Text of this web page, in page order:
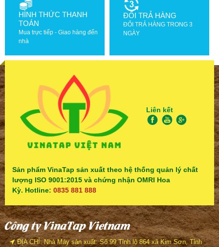
HÌNH THỨC THANH
TOÁN
Mua trực tiếp - Giao hàng đến
nhà
ĐỔI TRẢ HÀNG
ĐỔI TRẢ HÀNG TRONG 3
NGÀY
Liên kết
Sản phẩm VinaTap sản xuất theo hệ thống quản lý chất
lượng ISO 9001:2015 và chứng nhận OMRI Hoa
Kỳ. Hotline: 0835 881 888
Công ty VinaTap Vietnam
ĐỊA CHỈ: Nhà Máy sản xuất: Số 99 Tỉnh lộ 864 xã Kim Sơn, Tỉnh